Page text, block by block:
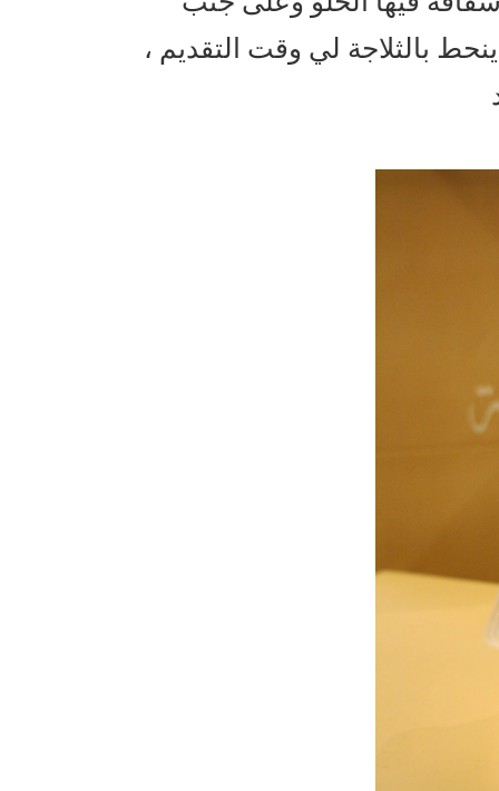
بالثلاجة لي وقت التقديم ،